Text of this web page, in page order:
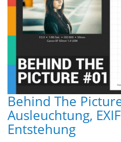
Behind The
Ausleuchtung,
Entstehung